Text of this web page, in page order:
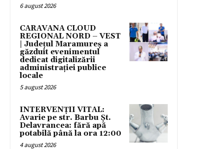
6 august 2026
CARAVANA CLOUD
REGIONAL NORD – VEST
| Județul Maramureș a
găzduit evenimentul
dedicat digitalizării
administrației publice
locale
5 august 2026
INTERVENȚII VITAL:
Avarie pe str. Barbu Șt.
Delavrancea: fără apă
potabilă până la ora 12:00
4 august 2026